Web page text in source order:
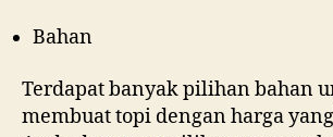
Bahan
Terdapat banyak pilihan bahan
membuat topi dengan harga